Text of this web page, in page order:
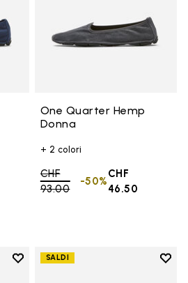
One Quarter Hemp
Donna
+ 2 colori
Price reduced from
CHF
93.00to
CHF
46.50
-50%
Add to wishlist
SALDI
Add